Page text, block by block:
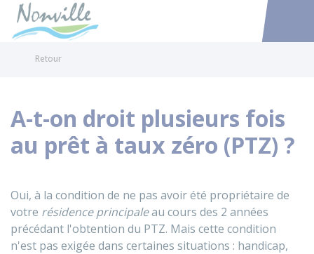
Accéder
Retour
A-t-on droit plusieurs fois
au prêt à taux zéro (PTZ) ?
Oui, à la condition de ne pas avoir été propriétaire de
votre résidence principaleau cours des 2 années
précédant l'obtention du PTZ. Mais cette condition
n'est pas exigée dans certaines situations : handicap,